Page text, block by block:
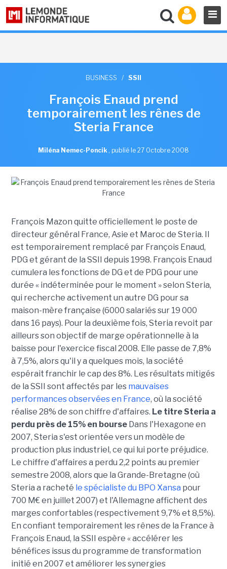
BUSINESS / SSII
François Enaud prend
temporairement les rênes de
Steria France
Miléna Nemec-Poncik , publié le 27 Octobre 2008
François Mazon quitte officiellement le poste de
directeur général France, Asie et Maroc de Steria. Il
est temporairement remplacé par François Enaud,
PDG et gérant de la SSII depuis 1998. François Enaud
cumulera les fonctions de DG et de PDG pour une
durée « indéterminée pour le moment » selon Steria,
qui recherche activement un autre DG pour sa
maison-mère française (6000 salariés sur 19 000
dans 16 pays). Pour la deuxième fois, Steria revoit par
ailleurs son objectif de marge opérationnelle à la
baisse pour l'exercice fiscal 2008. Elle passe de 7,8%
à 7,5%, alors qu'il y a quelques mois, la société
espérait franchir le cap des 8%. Les résultats mitigés
de la SSII sont affectés par les mauvaises
performances observées en France, où la société
réalise 28% de son chiffre d'affaires. Le titre Steria a
perdu près de 15% en bourseDans l'Hexagone en
2007, Steria s'est orientée vers un modèle de
production plus industriel, ce qui lui porte préjudice.
Le chiffre d'affaires a perdu 2,2 points au premier
semestre 2008, alors que la Grande-Bretagne (où
Steria a racheté le spécialiste du BPO Xansa pour
700 M€ en juillet 2007) et l'Allemagne affichent des
marges confortables (respectivement 9,7% et 8,5%).
En confiant temporairement les rênes de la France à
François Enaud, la SSII espère « accélérer les
bénéfices issus du programme de transformation
initié en 2007 et améliorer les synergies